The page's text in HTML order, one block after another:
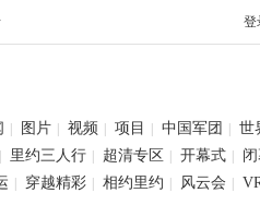
登
图片 视频 项目 中国军团 世
里约三人行 超清专区 开幕式
穿越精彩 相约里约 风云会